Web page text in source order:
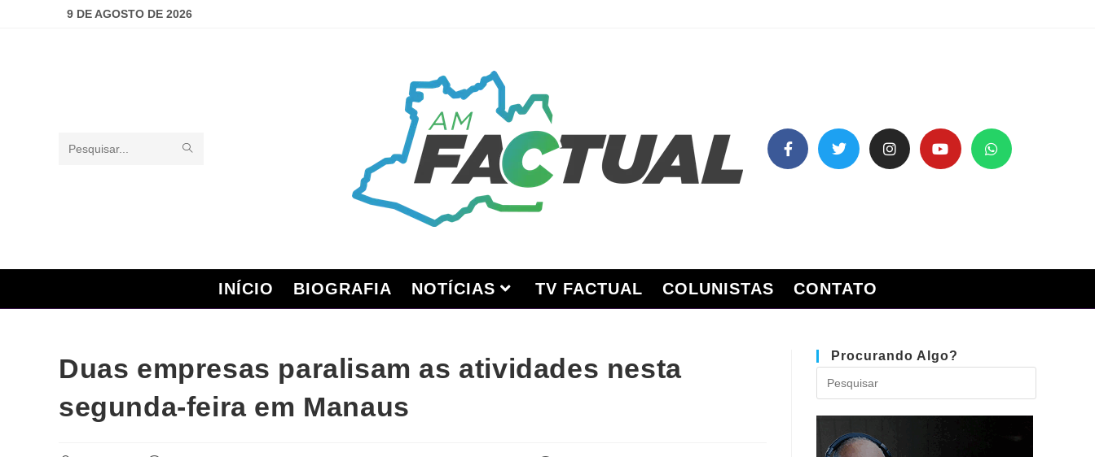
9 DE AGOSTO DE 2026
Pesquisar
INÍCIO BIOGRAFIA NOTÍCIAS TV FACTUAL COLUNISTAS CONTATO
Duas empresas paralisam as atividades nesta
segunda-feira em Manaus
Procurando Algo?